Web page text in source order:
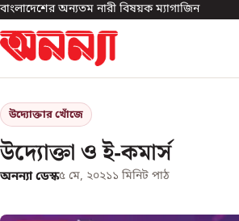
বাংলাদেশের অন্যতম নারী বিষয়ক ম্যাগাজিন
উদ্যোক্তার খোঁজে
উদ্যোক্তা ও ই-কমার্স
অনন্যা ডেস্ক৫ মে, ২০২১১ মিনিট পাঠ